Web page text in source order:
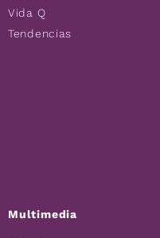
Vida Q
Tendencias
Multimedia